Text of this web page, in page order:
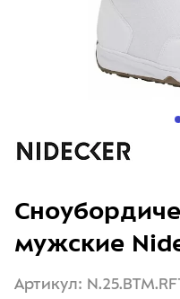
мужские
Артикул: